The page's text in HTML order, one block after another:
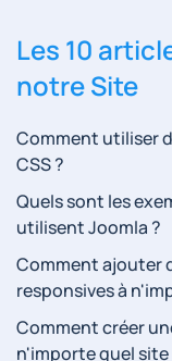
Les 10
notre Site
Comment utiliser
CSS ?
Quels sont les
utilisent Joomla ?
Comment ajouter
responsives à
Comment créer
n'importe quel site